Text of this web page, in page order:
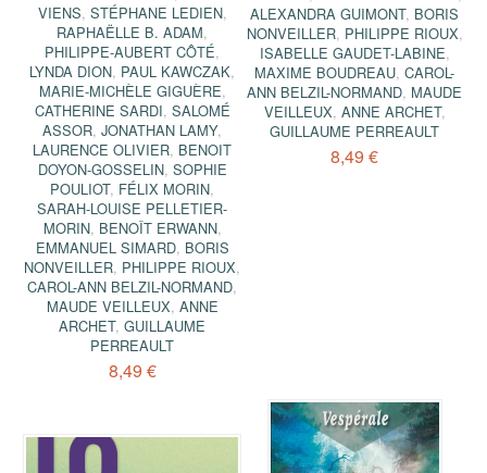
VIENS, STÉPHANE LEDIEN,
RAPHAËLLE B. ADAM,
PHILIPPE-AUBERT CÔTÉ,
LYNDA DION, PAUL KAWCZAK,
MARIE-MICHÈLE GIGUÈRE,
CATHERINE SARDI, SALOMÉ
ASSOR,JONATHAN LAMY,
LAURENCE OLIVIER, BENOIT
DOYON-GOSSELIN, SOPHIE
POULIOT, FÉLIX MORIN,
SARAH-LOUISE PELLETIER-
MORIN, BENOÎT ERWANN,
EMMANUEL SIMARD, BORIS
NONVEILLER, PHILIPPE RIOUX,
CAROL-ANN BELZIL-NORMAND,
MAUDE VEILLEUX, ANNE
ARCHET,GUILLAUME
PERREAULT
8,49 €
ALEXANDRA GUIMONT, BORIS
NONVEILLER, PHILIPPE RIOUX,
ISABELLE GAUDET-LABINE,
MAXIME BOUDREAU,CAROL-
ANN BELZIL-NORMAND, MAUDE
VEILLEUX, ANNE ARCHET,
GUILLAUME PERREAULT
8,49 €